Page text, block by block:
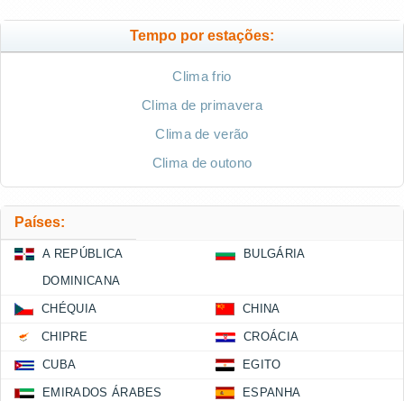
Tempo por estações:
Clima frio
Clima de primavera
Clima de verão
Clima de outono
Países:
A REPÚBLICA
DOMINICANA
BULGÁRIA
CHÉQUIA CHINA
CHIPRE CROÁCIA
CUBA EGITO
EMIRADOS ÁRABES
ESPANHA